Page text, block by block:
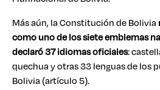
Más aún, la Constitución de Bolivia
como uno de los siete emblemas
declaró 37 idiomas oficiales:
quechua y otras 33 lenguas de los
Bolivia (artículo 5).